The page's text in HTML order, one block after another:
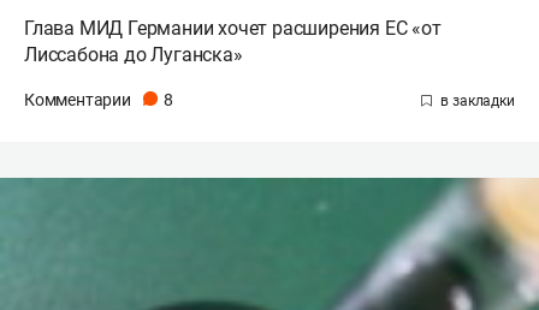
Глава МИД Германии хочет расширения ЕС «от
Лиссабона до Луганска»
Комментарии 8